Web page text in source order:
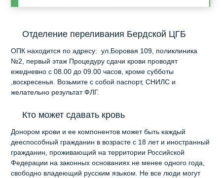
Отделение переливания Бердской ЦГБ
ОПК находится по адресу: ул.Боровая 109, поликлиника
№2, первый этаж Процедуру сдачи крови проводят
ежедневно с 08.00 до 09.00 часов, кроме субботы
,воскресенья. Возьмите с собой паспорт, СНИЛС и
желательно результат ФЛГ.
Кто может сдавать кровь
Донором крови и ее компонентов может быть каждый
дееспособный гражданин в возрасте с 18 лет и иностранный
гражданин, проживающий на территории Российской
Федерации на законных основаниях не менее одного года,
свободно владеющий русским языком. Не все люди могут